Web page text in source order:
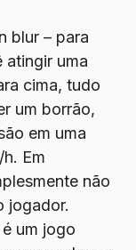
blur – para
atingir uma
cima, tudo
um borrão,
em uma
Em
não
jogador.
um jogo